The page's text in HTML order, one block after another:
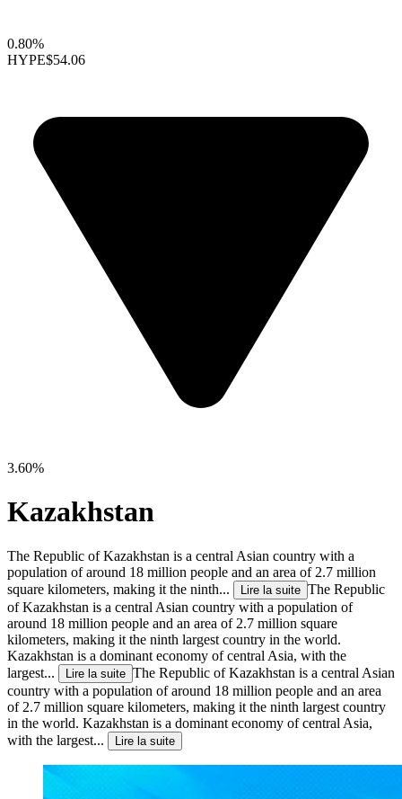
0.80%
HYPE$54.06
3.60%
Kazakhstan
The Republic of Kazakhstan is a central Asian country with a
population of around 18 million people and an area of 2.7 million
square kilometers, making it the ninth...
Lire la suite The Republic
of Kazakhstan is a central Asian country with a population of
around 18 million people and an area of 2.7 million square
kilometers, making it the ninth largest country in the world.
Kazakhstan is a dominant economy of central Asia, with the
largest...
Lire la suite The Republic of Kazakhstan is a central Asian
country with a population of around 18 million people and an area
of 2.7 million square kilometers, making it the ninth largest country
in the world. Kazakhstan is a dominant economy of central Asia,
with the largest...
Lire la suite